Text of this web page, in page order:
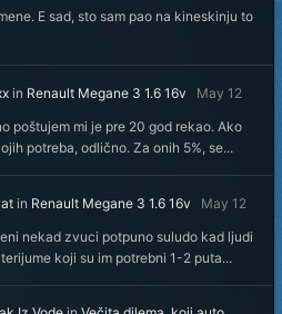
E sad, sto sam pao na kineskinju to
in Renault Megane 3 1.6 16v
May 12
poštujem mi je pre 20 god rekao. Ako
potreba, odlično. Za onih 5%, se...
in Renault Megane 3 1.6 16v
May 12
nekad zvuci potpuno suludo kad ljudi
koji su im potrebni 1-2 puta...